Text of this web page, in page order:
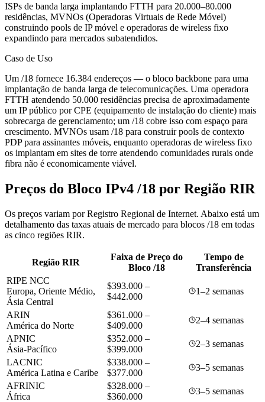
ISPs de banda larga implantando FTTH para 20.000–80.000
residências, MVNOs (Operadoras Virtuais de Rede Móvel)
construindo pools de IP móvel e operadoras de wireless fixo
expandindo para mercados subatendidos.
Caso de Uso
Um /18 fornece 16.384 endereços — o bloco backbone para uma
implantação de banda larga de telecomunicações. Uma operadora
FTTH atendendo 50.000 residências precisa de aproximadamente
um IP público por CPE (equipamento de instalação do cliente) mais
sobrecarga de gerenciamento; um /18 cobre isso com espaço para
crescimento. MVNOs usam /18 para construir pools de contexto
PDP para assinantes móveis, enquanto operadoras de wireless fixo
os implantam em sites de torre atendendo comunidades rurais onde
fibra não é economicamente viável.
Preços do Bloco IPv4 /18 por Região RIR
Os preços variam por Registro Regional de Internet. Abaixo está um
detalhamento das taxas atuais de mercado para blocos /18 em todas
as cinco regiões RIR.
Região RIR
Faixa de Preço do
Bloco /18
Tempo de
Transferência
RIPE NCC
Europa, Oriente Médio,
Ásia Central
$393.000 –
$442.000
1–2 semanas
ARIN
América do Norte
$361.000 –
$409.000
2–4 semanas
APNIC
Ásia-Pacífico
$352.000 –
$399.000
2–3 semanas
LACNIC
América Latina e Caribe
$338.000 –
$377.000
3–5 semanas
AFRINIC
África
$328.000 –
$360.000
3–5 semanas